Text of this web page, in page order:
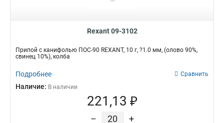
Rexant 09-3102
Припой с канифолью ПОС-90 REXANT, 10 г, ?1.0 мм, (олово 90%,
свинец 10%), колба
Подробнее Сравнить
Наличие: В наличии
221,13 ₽
– +